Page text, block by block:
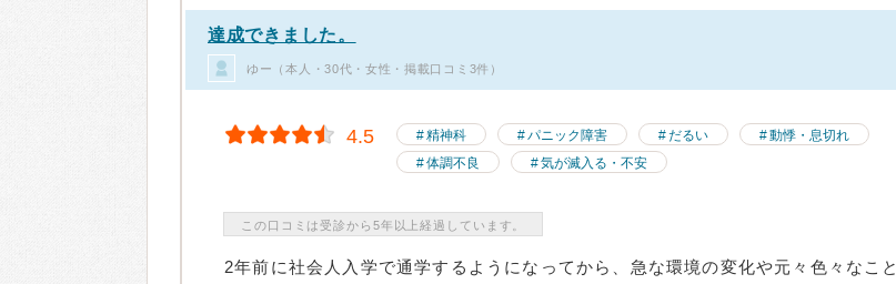
達成できました。
ゆー（本人・30代・女性・掲載口コミ3件）
4.5 精神科 パニック障害 だるい
動悸・息切れ
体調不良
気が滅入る・不安
この口コミは受診から5年以上経過しています。
2年前に社会人入学で通学するようになってから、急な環境の変化や元々色々なこと